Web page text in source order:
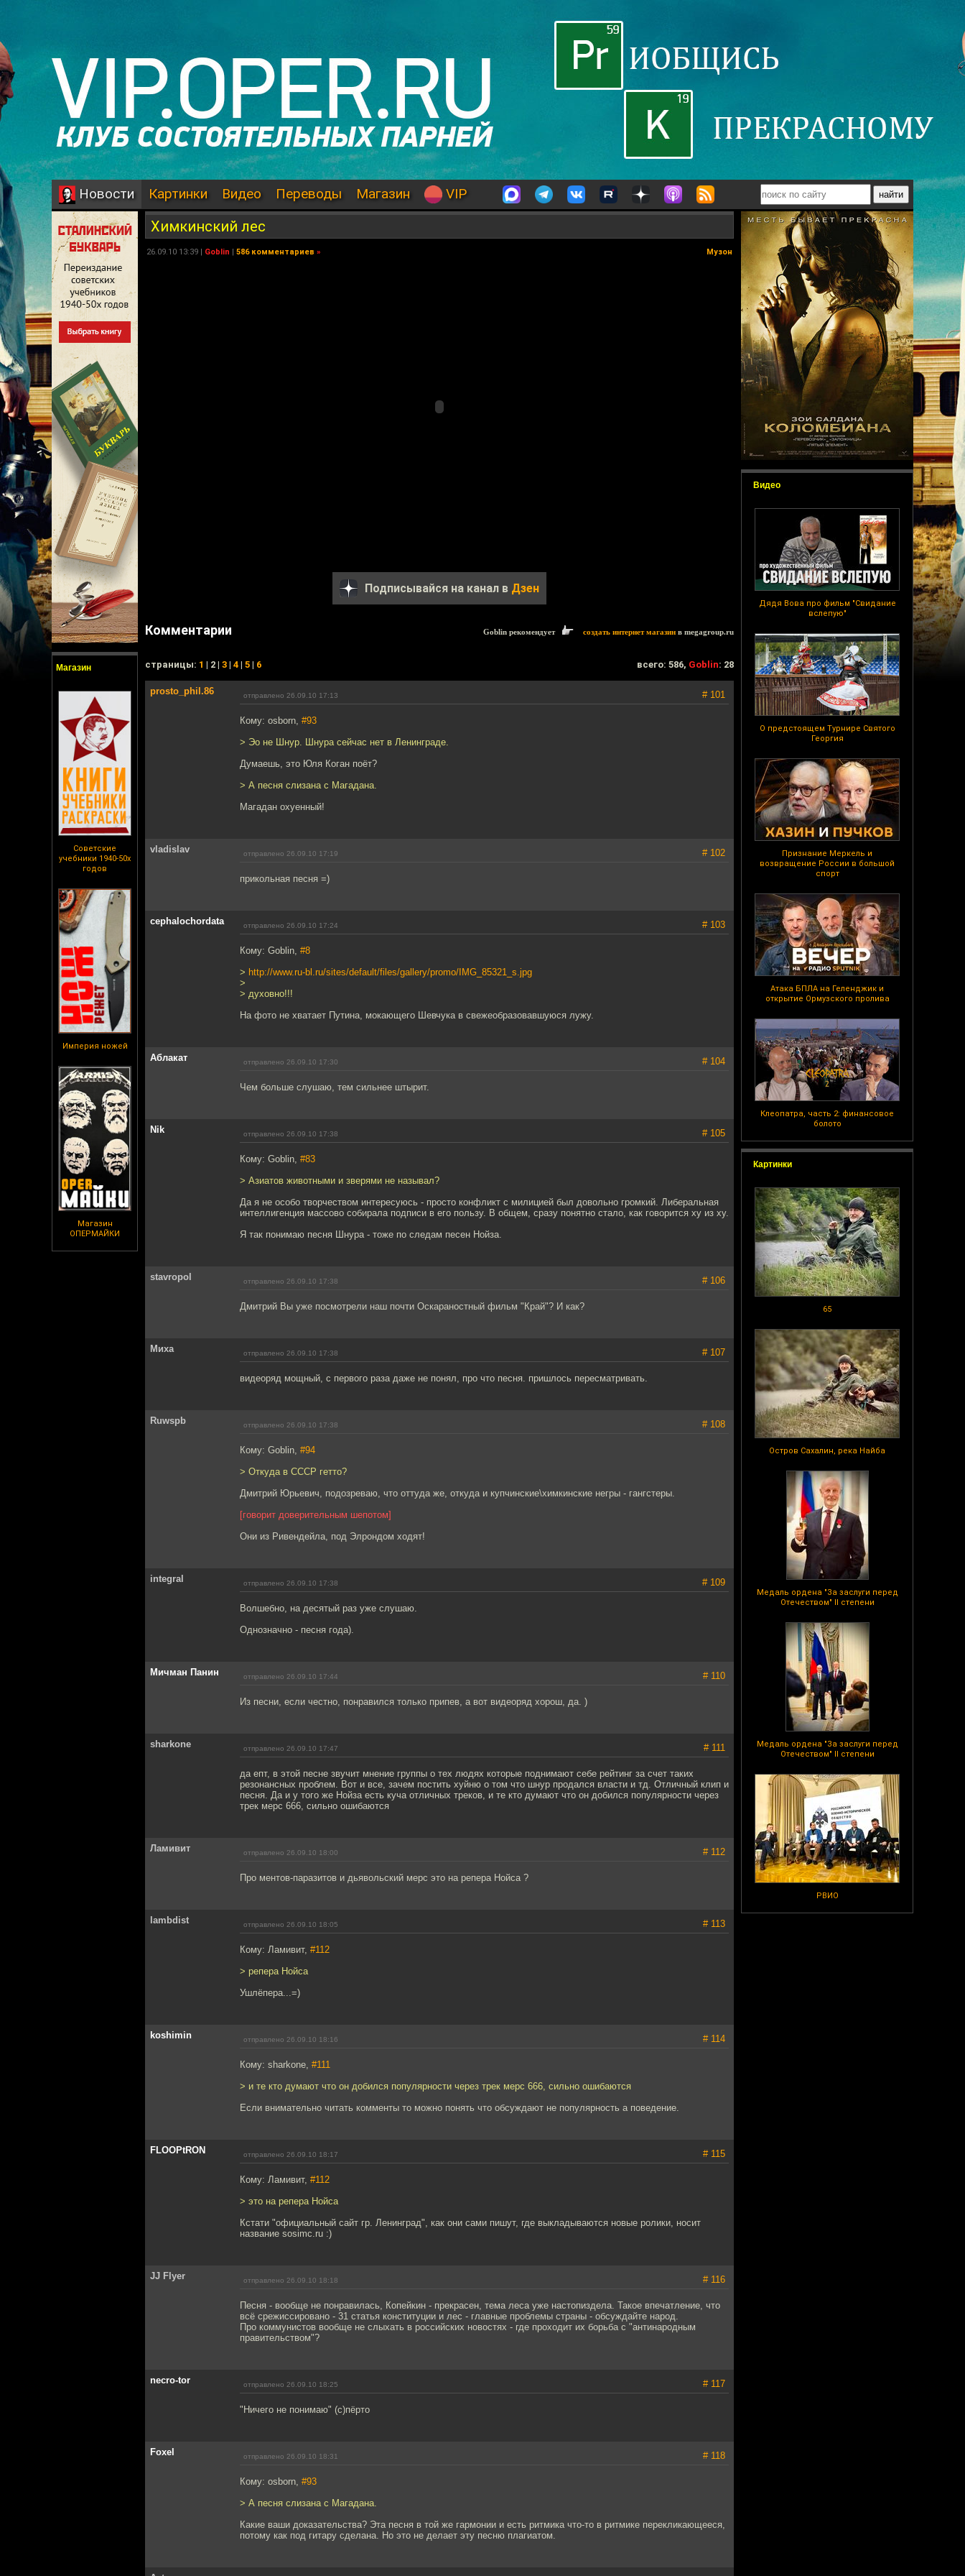
Новости Картинки Видео Переводы Магазин VIP
Магазин
Советские
учебники 1940-50х
годов
Империя ножей
Магазин
ОПЕРМАЙКИ
Видео
Дядя Вова про фильм "Свидание
вслепую"
О предстоящем Турнире Святого
Георгия
Признание Меркель и
возвращение России в большой
спорт
Атака БПЛА на Геленджик и
открытие Ормузского пролива
Клеопатра, часть 2: финансовое
болото
Картинки
65
Остров Сахалин, река Найба
Медаль ордена "За заслуги перед
Отечеством" II степени
Медаль ордена "За заслуги перед
Отечеством" II степени
РВИО
Химкинский лес
26.09.10 13:39 | Goblin | 586 комментариев » Музон
Подписывайся на канал в Дзен
Комментарии Goblin рекомендует создать интернет магазин в megagroup.ru
cтраницы: 1 | 2 | 3 | 4 | 5 | 6 всего: 586, Goblin: 28
prosto_phil.86 отправлено 26.09.10 17:13 # 101
Кому: osborn, #93
> Эо не Шнур. Шнура сейчас нет в Ленинграде.
Думаешь, это Юля Коган поёт?
> А песня слизана с Магадана.
Магадан охуенный!
vladislav отправлено 26.09.10 17:19 # 102
прикольная песня =)
cephalochordata отправлено 26.09.10 17:24 # 103
Кому: Goblin, #8
> http://www.ru-bl.ru/sites/default/files/gallery/promo/IMG_85321_s.jpg
>
> духовно!!!
На фото не хватает Путина, мокающего Шевчука в свежеобразовавшуюся лужу.
Аблакат отправлено 26.09.10 17:30 # 104
Чем больше слушаю, тем сильнее штырит.
Nik отправлено 26.09.10 17:38 # 105
Кому: Goblin, #83
> Азиатов животными и зверями не называл?
Да я не особо творчеством интересуюсь - просто конфликт с милицией был довольно громкий. Либеральная
интеллигенция массово собирала подписи в его пользу. В общем, сразу понятно стало, как говорится ху из ху.
Я так понимаю песня Шнура - тоже по следам песен Нойза.
stavropol отправлено 26.09.10 17:38 # 106
Дмитрий Вы уже посмотрели наш почти Оскараностный фильм "Край"? И как?
Миха отправлено 26.09.10 17:38 # 107
видеоряд мощный, с первого раза даже не понял, про что песня. пришлось пересматривать.
Ruwspb отправлено 26.09.10 17:38 # 108
Кому: Goblin, #94
> Откуда в СССР гетто?
Дмитрий Юрьевич, подозреваю, что оттуда же, откуда и купчинские\химкинские негры - гангстеры.
[говорит доверительным шепотом]
Они из Ривендейла, под Элрондом ходят!
integral отправлено 26.09.10 17:38 # 109
Волшебно, на десятый раз уже слушаю.
Однозначно - песня года).
Мичман Панин отправлено 26.09.10 17:44 # 110
Из песни, если честно, понравился только припев, а вот видеоряд хорош, да. )
sharkone отправлено 26.09.10 17:47 # 111
да епт, в этой песне звучит мнение группы о тех людях которые поднимают себе рейтинг за счет таких
резонансных проблем. Вот и все, зачем постить хуйню о том что шнур продался власти и тд. Отличный клип и
песня. Да и у того же Нойза есть куча отличных треков, и те кто думают что он добился популярности через
трек мерс 666, сильно ошибаются
Ламивит отправлено 26.09.10 18:00 # 112
Про ментов-паразитов и дьявольский мерс это на репера Нойса ?
lambdist отправлено 26.09.10 18:05 # 113
Кому: Ламивит, #112
> репера Нойса
Ушлёпера...=)
koshimin отправлено 26.09.10 18:16 # 114
Кому: sharkone, #111
> и те кто думают что он добился популярности через трек мерс 666, сильно ошибаются
Если внимательно читать комменты то можно понять что обсуждают не популярность а поведение.
FLOOPtRON отправлено 26.09.10 18:17 # 115
Кому: Ламивит, #112
> это на репера Нойса
Кстати "официальный сайт гр. Ленинград", как они сами пишут, где выкладываются новые ролики, носит
название sosimc.ru :)
JJ Flyer отправлено 26.09.10 18:18 # 116
Песня - вообще не понравилась, Копейкин - прекрасен, тема леса уже настопиздела. Такое впечатление, что
всё срежиссировано - 31 статья конституции и лес - главные проблемы страны - обсуждайте народ.
Про коммунистов вообще не слыхать в российских новостях - где проходит их борьба с "антинародным
правительством"?
necro-tor отправлено 26.09.10 18:25 # 117
"Ничего не понимаю" (с)пёрто
Foxel отправлено 26.09.10 18:31 # 118
Кому: osborn, #93
> А песня слизана с Магадана.
Какие ваши доказательства? Эта песня в той же гармонии и есть ритмика что-то в ритмике перекликающееся,
потому как под гитару сделана. Но это не делает эту песню плагиатом.